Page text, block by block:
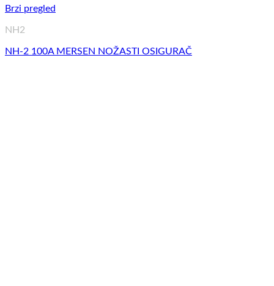
Brzi pregled
NH2
NH-2 100A MERSEN NOŽASTI OSIGURAČ